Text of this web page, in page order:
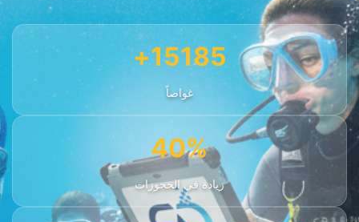
15185+
غواصاً
40%
زيادة في الحجوزات